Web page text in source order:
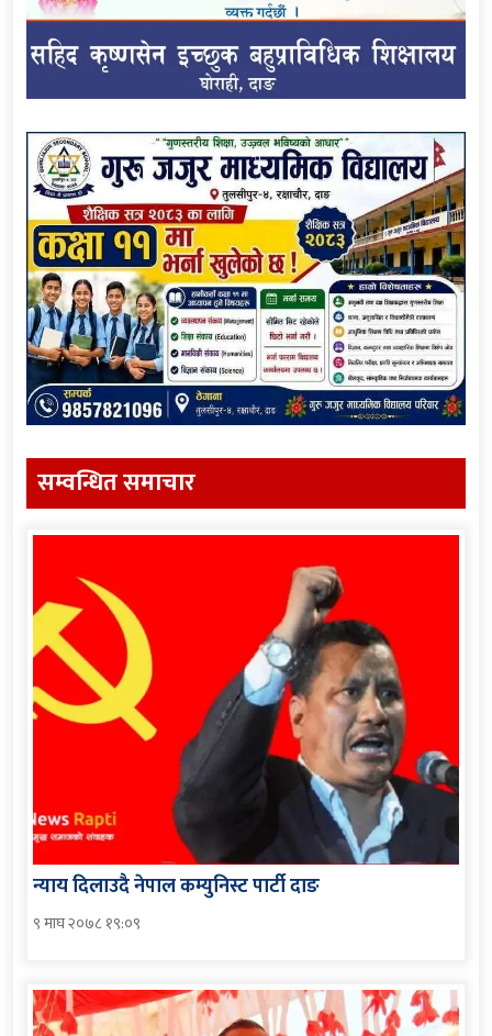
सम्वन्धित समाचार
न्याय दिलाउदै नेपाल कम्युनिस्ट पार्टी दाङ
९ माघ २०७८ १९:०९